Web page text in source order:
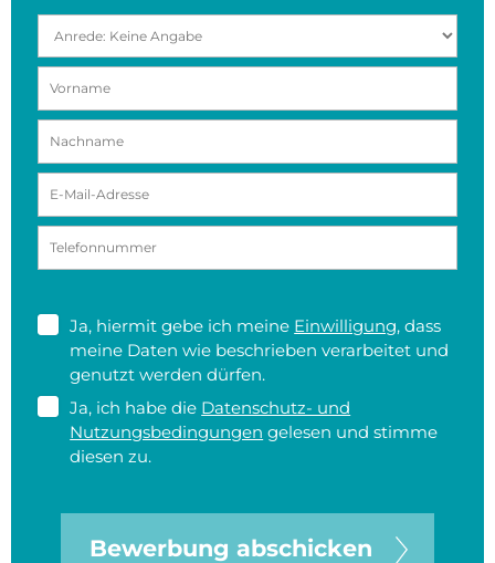
Ja, hiermit gebe ich meine Einwilligung, dass
meine Daten wie beschrieben verarbeitet und
genutzt werden dürfen.
Ja, ich habe die Datenschutz- und
Nutzungsbedingungen gelesen und stimme
diesen zu.
Bewerbung abschicken